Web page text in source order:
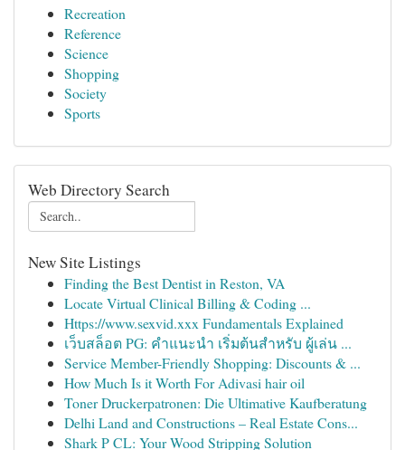
Recreation
Reference
Science
Shopping
Society
Sports
Web Directory Search
New Site Listings
Finding the Best Dentist in Reston, VA
Locate Virtual Clinical Billing & Coding ...
Https://www.sexvid.xxx Fundamentals Explained
เว็บสล็อต PG: คำแนะนำ เริ่มต้นสำหรับ ผู้เล่น ...
Service Member-Friendly Shopping: Discounts & ...
How Much Is it Worth For Adivasi hair oil
Toner Druckerpatronen: Die Ultimative Kaufberatung
Delhi Land and Constructions – Real Estate Cons...
Shark P CL: Your Wood Stripping Solution